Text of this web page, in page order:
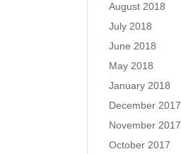
August 2018
July 2018
June 2018
May 2018
January 2018
December 2017
November 2017
October 2017